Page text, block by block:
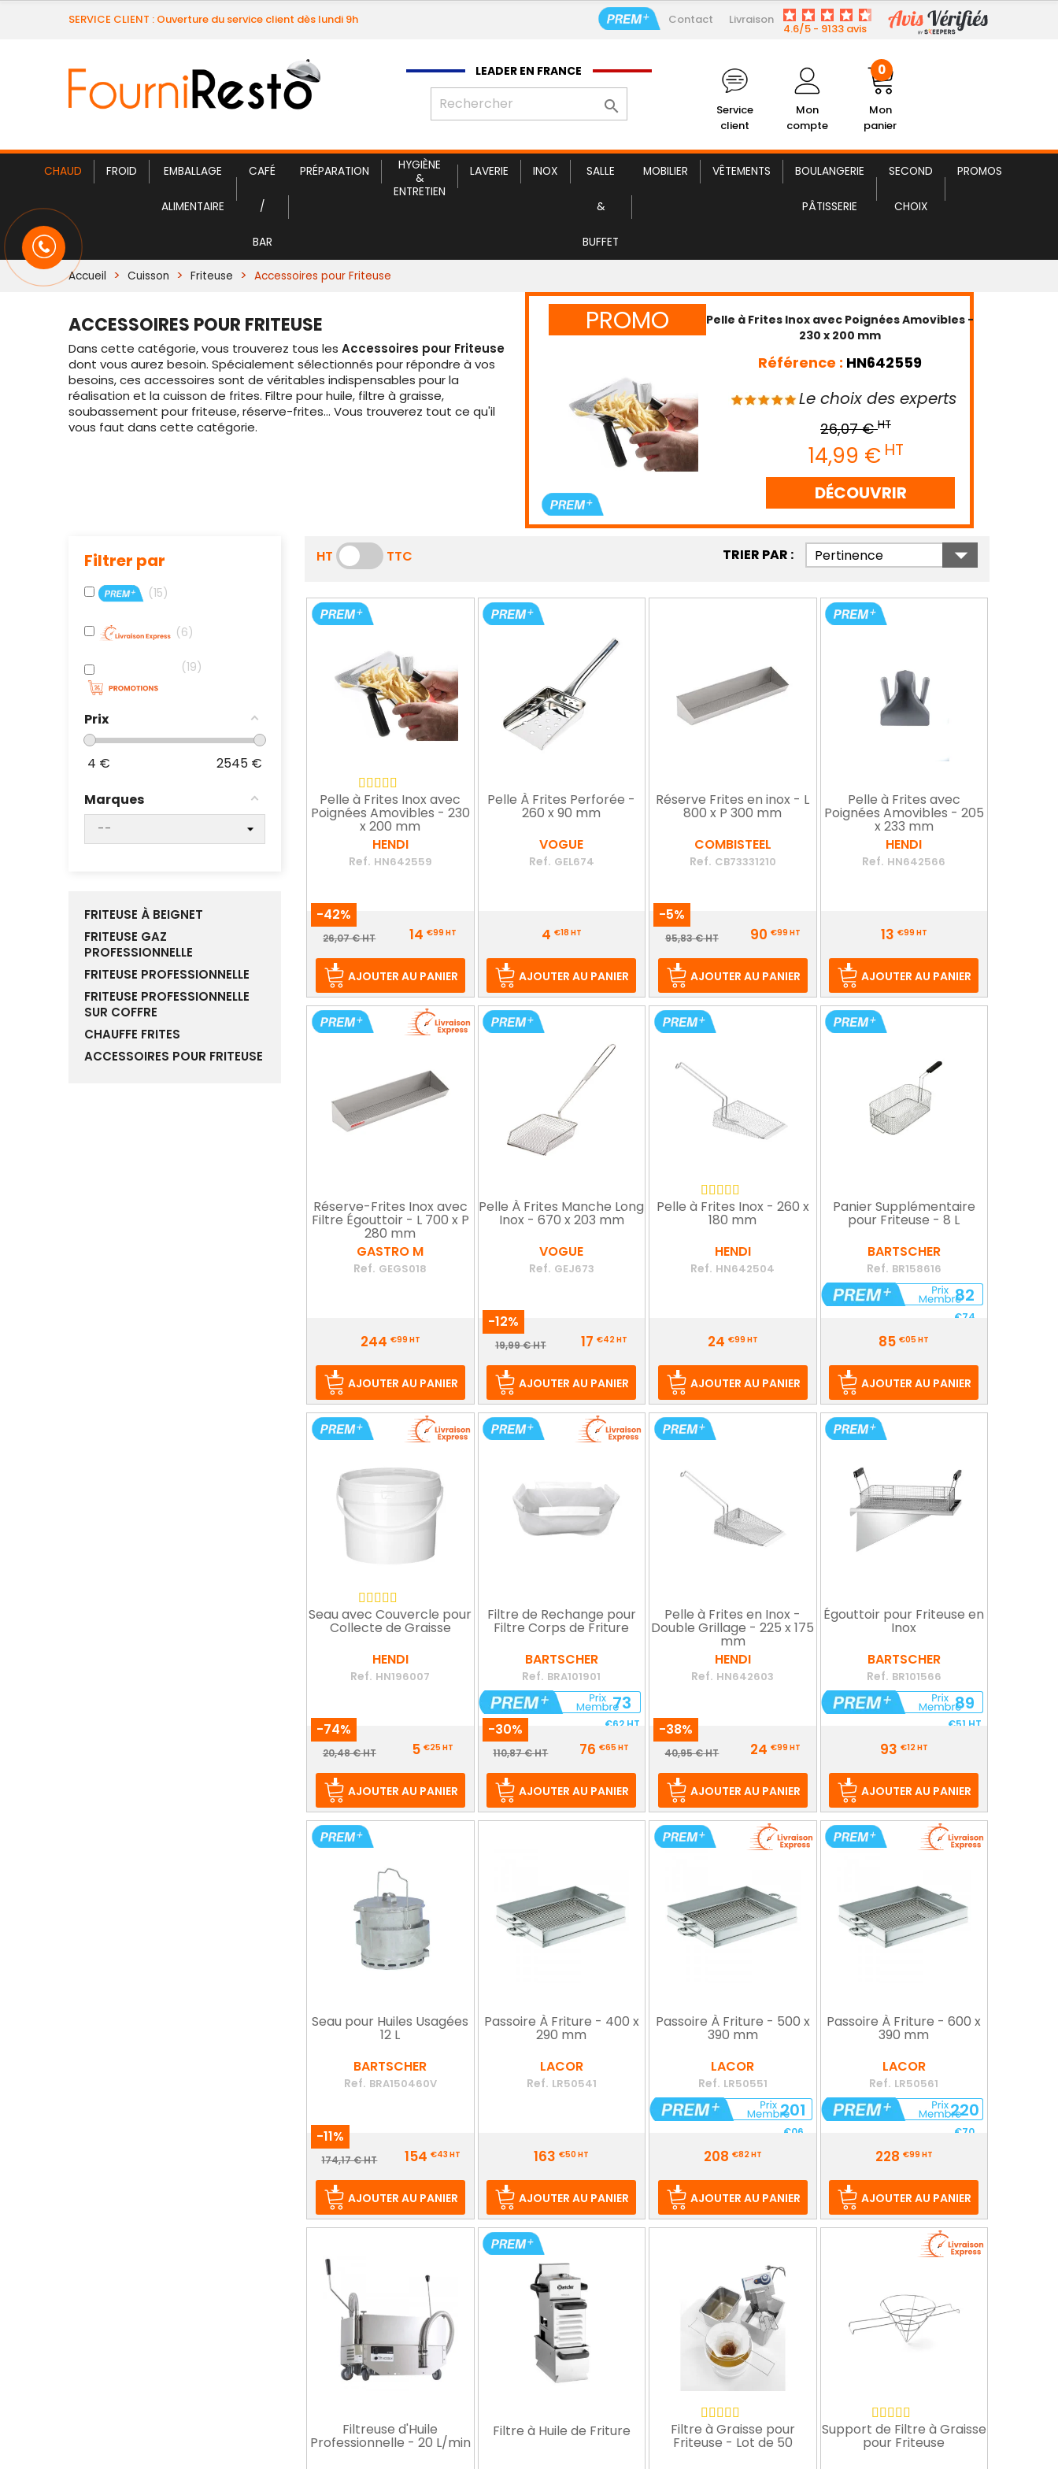
SERVICE CLIENT : Ouverture du service client dès lundi 9h Contact Livraison
4.6/5 - 9133 avis
LEADER EN FRANCE

Service
client
Mon
compte
Mon
panier
0
CHAUD FROID EMBALLAGE
ALIMENTAIRE
CAFÉ
/
BAR
PRÉPARATION
HYGIÈNE
&
ENTRETIEN
LAVERIE INOX SALLE
&
BUFFET
MOBILIER VÊTEMENTS BOULANGERIE
PÂTISSERIE
SECOND
CHOIX
PROMOS
Mon Compte Mon panier
0
Accueil Cuisson Friteuse Accessoires pour Friteuse
ACCESSOIRES POUR FRITEUSE
Dans cette catégorie, vous trouverez tous les Accessoires pour Friteuse
dont vous aurez besoin. Spécialement sélectionnés pour répondre à vos
besoins, ces accessoires sont de véritables indispensables pour la
réalisation et la cuisson de frites. Filtre pour huile, filtre à graisse,
soubassement pour friteuse, réserve-frites... Vous trouverez tout ce qu'il
vous faut dans cette catégorie.
PROMO
Pelle à Frites Inox avec Poignées Amovibles -
230 x 200 mm
Référence : HN642559
Le choix des experts
26,07 €HT
14,99 € HT
DÉCOUVRIR
Filtrer par
15
6
19
Prix
4 € 2545 €
Marques
FRITEUSE À BEIGNET
FRITEUSE GAZ
PROFESSIONNELLE
FRITEUSE PROFESSIONNELLE
FRITEUSE PROFESSIONNELLE
SUR COFFRE
CHAUFFE FRITES
ACCESSOIRES POUR FRITEUSE
HT TTC TRIER PAR : Pertinence 
Pelle à Frites Inox avec
Poignées Amovibles - 230
x 200 mm
HENDI
Ref. HN642559
-42%
Prix
Prix
base
26,07 € HT 14 €99 HT
AJOUTER AU PANIER
Pelle À Frites Perforée -
260 x 90 mm
VOGUE
Ref. GEL674
4 €18 HT
AJOUTER AU PANIER
Réserve Frites en inox - L
800 x P 300 mm
COMBISTEEL
Ref. CB73331210
-5%
Prix
Prix
base
95,83 € HT 90 €99 HT
AJOUTER AU PANIER
Pelle à Frites avec
Poignées Amovibles - 205
x 233 mm
HENDI
Ref. HN642566
13 €99 HT
AJOUTER AU PANIER
Réserve-Frites Inox avec
Filtre Égouttoir - L 700 x P
280 mm
GASTRO M
Ref. GEGS018
244 €99 HT
AJOUTER AU PANIER
Pelle À Frites Manche Long
Inox - 670 x 203 mm
VOGUE
Ref. GEJ673
-12%
Prix
Prix
base
19,99 € HT 17 €42HT
AJOUTER AU PANIER
Pelle à Frites Inox - 260 x
180 mm
HENDI
Ref. HN642504
24 €99 HT
AJOUTER AU PANIER
Panier Supplémentaire
pour Friteuse - 8 L
BARTSCHER
Ref. BR158616
82
€74
85€05 HT
AJOUTER AU PANIER
Seau avec Couvercle pour
Collecte de Graisse
HENDI
Ref. HN196007
-74%
Prix
Prix
base
20,48 € HT 5€25 HT
AJOUTER AU PANIER
Filtre de Rechange pour
Filtre Corps de Friture
BARTSCHER
Ref. BRA101901
73
€62HT
-30%
Prix
Prix
base
110,87 € HT 76 €65 HT
AJOUTER AU PANIER
Pelle à Frites en Inox -
Double Grillage - 225 x 175
mm
HENDI
Ref. HN642603
-38%
Prix
Prix
base
40,95 € HT 24 €99 HT
AJOUTER AU PANIER
Égouttoir pour Friteuse en
Inox
BARTSCHER
Ref. BR101566
89
€51 HT
93 €12HT
AJOUTER AU PANIER
Seau pour Huiles Usagées
12 L
BARTSCHER
Ref. BRA150460V
-11%
Prix
Prix
base
174,17 € HT 154€43HT
AJOUTER AU PANIER
Passoire À Friture - 400 x
290 mm
LACOR
Ref. LR50541
163€50 HT
AJOUTER AU PANIER
Passoire À Friture - 500 x
390 mm
LACOR
Ref. LR50551
201
€06
208 €82HT
AJOUTER AU PANIER
Passoire À Friture - 600 x
390 mm
LACOR
Ref. LR50561
220
€70
228 €99 HT
AJOUTER AU PANIER
Filtreuse d'Huile
Professionnelle - 20 L/min
Filtre à Huile de Friture Filtre à Graisse pour
Friteuse - Lot de 50
Support de Filtre à Graisse
pour Friteuse